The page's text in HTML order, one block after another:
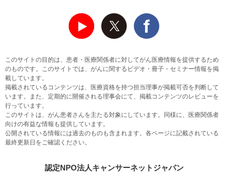
このサイトの目的は、患者・医療関係者に対してがん医療情報を提供するため
のものです。このサイトでは、がんに関するビデオ・冊子・セミナー情報を掲
載しています。
掲載されているコンテンツは、医療資格を持つ担当理事が掲載可否を判断して
います。また、定期的に開催される理事会にて、掲載コンテンツのレビューを
行っています。
このサイトは、がん患者さんを主たる対象にしています。同様に、医療関係者
向けの有益な情報も提供しています。
公開されている情報には過去のものも含まれます。各ページに記載されている
最終更新日をご確認ください。
認定NPO法人キャンサーネットジャパン